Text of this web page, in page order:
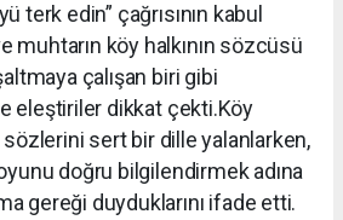
terk edin” çağrısının kabul
muhtarın köy halkının sözcüsü
çalışan biri gibi
eleştiriler dikkat çekti.Köy
sözlerini sert bir dille yalanlarken,
doğru bilgilendirmek adına
gereği duyduklarını ifade etti.